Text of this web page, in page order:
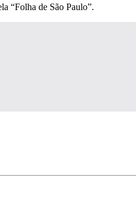
“Folha de São Paulo”.